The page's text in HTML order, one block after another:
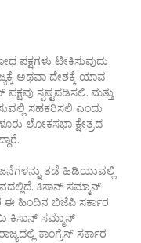
ಪಕ್ಷಗಳು ಟೀಕಿಸುವುದು
ಅಥವಾ ದೇಶಕ್ಕೆ ಯಾವ
ಸ್ಪಷ್ಟಪಡಿಸಲಿ. ಮತ್ತು
ಸಹಕರಿಸಲಿ ಎಂದು
ಲೋಕಸಭಾ ಕ್ಷೇತ್ರದ
ತಡೆ ಹಿಡಿಯುವಲ್ಲಿ
ಕಿಸಾನ್ ಸಮ್ಮಾನ್
ಈ ಹಿಂದಿನ ಬಿಜೆಪಿ ಸರ್ಕಾರ
ಕಿಸಾನ್ ಸಮ್ಮಾನ್
ಕಾಂಗ್ರೆಸ್‌ ಸರ್ಕಾರ